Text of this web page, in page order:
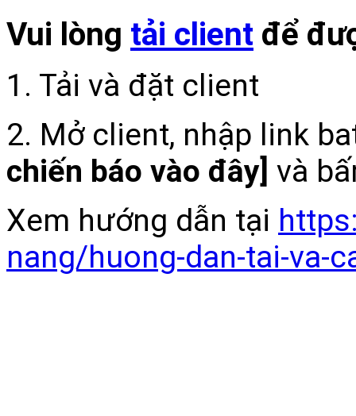
Vui lòng tải client để
1. Tải và đặt client
2. Mở client, nhập link
chiến báo vào đây] và
Xem hướng dẫn tại
nang/huong-dan-tai-va-